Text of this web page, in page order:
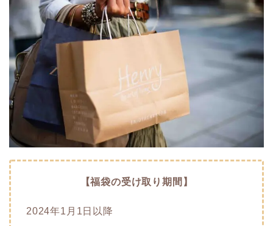
【福袋の受け取り期間】
2024年1月1日以降